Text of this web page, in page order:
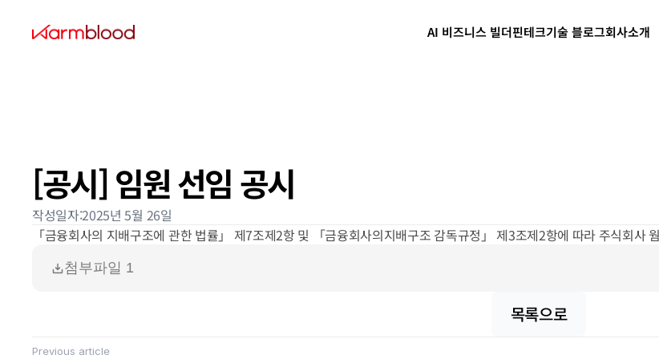
AI 비즈니스 빌더핀테크기술 블로그회사소개
[공시] 임원 선임 공시
작성일자:2025년 5월 26일
「금융회사의 지배구조에 관한 법률」 제7조제2항 및 「금융회사의지배구조 감독규정」 제3조제2항에 따라 주식회사
첨부파일 1
목록으로
Previous article